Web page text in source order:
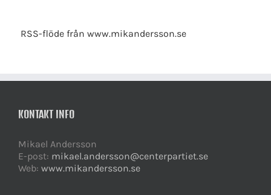
RSS-flöde från www.mikandersson.se
KONTAKT INFO
Mikael Andersson
E-post: mikael.andersson@centerpartiet.se
Web: www.mikandersson.se